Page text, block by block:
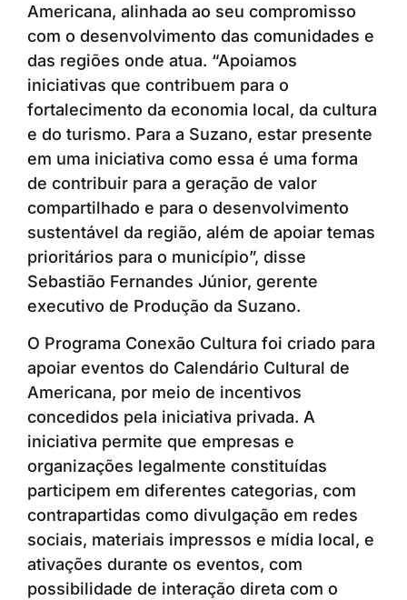
Americana, alinhada ao seu compromisso
com o desenvolvimento das comunidades e
das regiões onde atua. “Apoiamos
iniciativas que contribuem para o
fortalecimento da economia local, da cultura
e do turismo. Para a Suzano, estar presente
em uma iniciativa como essa é uma forma
de contribuir para a geração de valor
compartilhado e para o desenvolvimento
sustentável da região, além de apoiar temas
prioritários para o município”, disse
Sebastião Fernandes Júnior, gerente
executivo de Produção da Suzano.
O Programa Conexão Cultura foi criado para
apoiar eventos do Calendário Cultural de
Americana, por meio de incentivos
concedidos pela iniciativa privada. A
iniciativa permite que empresas e
organizações legalmente constituídas
participem em diferentes categorias, com
contrapartidas como divulgação em redes
sociais, materiais impressos e mídia local, e
ativações durante os eventos, com
possibilidade de interação direta com o